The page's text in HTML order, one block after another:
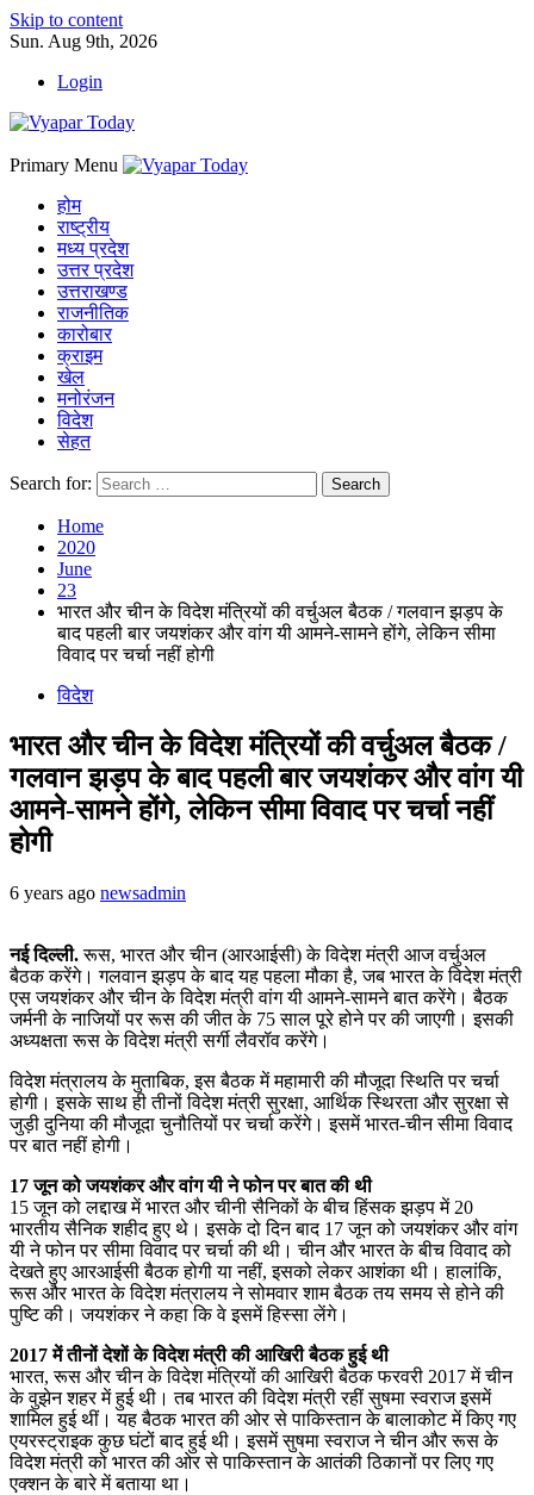
Skip to content
Sun. Aug 9th, 2026
Login
Primary Menu
होम
राष्ट्रीय
मध्य प्रदेश
उत्तर प्रदेश
उत्तराखण्ड
राजनीतिक
कारोबार
क्राइम
खेल
मनोरंजन
विदेश
सेहत
Search for:
Home
2020
June
23
भारत और चीन के विदेश मंत्रियों की वर्चुअल बैठक / गलवान झड़प के
बाद पहली बार जयशंकर और वांग यी आमने-सामने होंगे, लेकिन सीमा
विवाद पर चर्चा नहीं होगी
विदेश
भारत और चीन के विदेश मंत्रियों की वर्चुअल बैठक /
गलवान झड़प के बाद पहली बार जयशंकर और वांग यी
आमने-सामने होंगे, लेकिन सीमा विवाद पर चर्चा नहीं
होगी
6 years ago newsadmin
नई दिल्ली.रूस, भारत और चीन (आरआईसी) के विदेश मंत्री आज वर्चुअल
बैठक करेंगे। गलवान झड़प के बाद यह पहला मौका है, जब भारत के विदेश मंत्री
एस जयशंकर और चीन के विदेश मंत्री वांग यी आमने-सामने बात करेंगे। बैठक
जर्मनी के नाजियों पर रूस की जीत के 75 साल पूरे होने पर की जाएगी। इसकी
अध्यक्षता रूस के विदेश मंत्री सर्गी लैवरॉव करेंगे।
विदेश मंत्रालय के मुताबिक, इस बैठक में महामारी की मौजूदा स्थिति पर चर्चा
होगी। इसके साथ ही तीनों विदेश मंत्री सुरक्षा, आर्थिक स्थिरता और सुरक्षा से
जुड़ी दुनिया की मौजूदा चुनौतियों पर चर्चा करेंगे। इसमें भारत-चीन सीमा विवाद
पर बात नहीं होगी।
17 जून को जयशंकर और वांग यी ने फोन पर बात की थी
15 जून को लद्दाख में भारत और चीनी सैनिकों के बीच हिंसक झड़प में 20
भारतीय सैनिक शहीद हुए थे। इसके दो दिन बाद 17 जून को जयशंकर और वांग
यी ने फोन पर सीमा विवाद पर चर्चा की थी। चीन और भारत के बीच विवाद को
देखते हुए आरआईसी बैठक होगी या नहीं, इसको लेकर आशंका थी। हालांकि,
रूस और भारत के विदेश मंत्रालय ने सोमवार शाम बैठक तय समय से होने की
पुष्टि की। जयशंकर ने कहा कि वे इसमें हिस्सा लेंगे।
2017 में तीनों देशों के विदेश मंत्री की आखिरी बैठक हुई थी
भारत, रूस और चीन के विदेश मंत्रियों की आखिरी बैठक फरवरी 2017 में चीन
के वुझेन शहर में हुई थी। तब भारत की विदेश मंत्री रहीं सुषमा स्वराज इसमें
शामिल हुई थीं। यह बैठक भारत की ओर से पाकिस्तान के बालाकोट में किए गए
एयरस्ट्राइक कुछ घंटों बाद हुई थी। इसमें सुषमा स्वराज ने चीन और रूस के
विदेश मंत्री को भारत की ओर से पाकिस्तान के आतंकी ठिकानों पर लिए गए
एक्शन के बारे में बताया था।